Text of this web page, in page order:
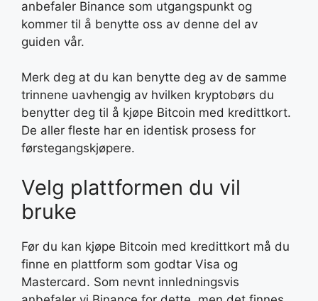
anbefaler Binance som utgangspunkt og
kommer til å benytte oss av denne del av
guiden vår.
Merk deg at du kan benytte deg av de samme
trinnene uavhengig av hvilken kryptobørs du
benytter deg til å kjøpe Bitcoin med kredittkort.
De aller fleste har en identisk prosess for
førstegangskjøpere.
Velg plattformen du vil
bruke
Før du kan kjøpe Bitcoin med kredittkort må du
finne en plattform som godtar Visa og
Mastercard. Som nevnt innledningsvis